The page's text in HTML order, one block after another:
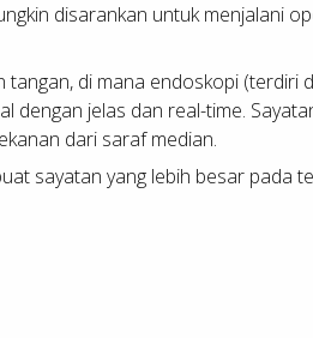
disarankan untuk menjalani
di mana endoskopi (terdiri
jelas dan real-time.
dari saraf median.
sayatan yang lebih besar pada